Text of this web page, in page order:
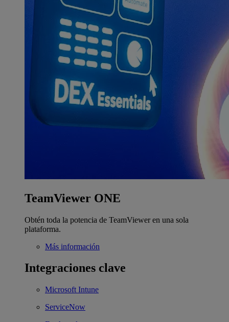
TeamViewer ONE
Obtén toda la potencia de TeamViewer en una sola
plataforma.
Más información
Integraciones clave
Microsoft Intune
ServiceNow